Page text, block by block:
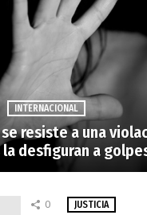
INTERNACIONAL
resiste a una
desfiguran a
0 JUSTICIA